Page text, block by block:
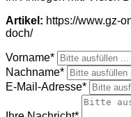
Artikel: https://www.gz-
doch/
Vorname*
Nachname*
E-Mail-Adresse*